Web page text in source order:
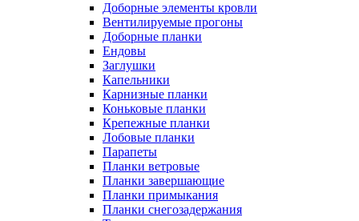
Доборные элементы кровли
Вентилируемые прогоны
Доборные планки
Ендовы
Заглушки
Капельники
Карнизные планки
Коньковые планки
Крепежные планки
Лобовые планки
Парапеты
Планки ветровые
Планки завершающие
Планки примыкания
Планки снегозадержания